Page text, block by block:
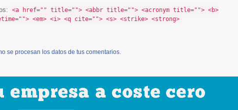
<a href="" title=""> <abbr title=""> <acronym title=""> <b>
<em> <i> <q cite=""> <s> <strike> <strong>
se procesan los datos de tus comentarios.